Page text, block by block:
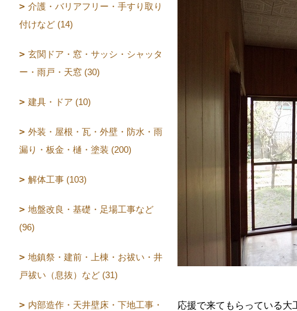
応援で来てもらっている大
介護・バリアフリー・手すり取り
付けなど (14)
玄関ドア・窓・サッシ・シャッタ
ー・雨戸・天窓 (30)
建具・ドア (10)
外装・屋根・瓦・外壁・防水・雨
漏り・板金・樋・塗装 (200)
解体工事 (103)
地盤改良・基礎・足場工事など
(96)
地鎮祭・建前・上棟・お祓い・井
戸祓い（息抜）など (31)
内部造作・天井壁床・下地工事・